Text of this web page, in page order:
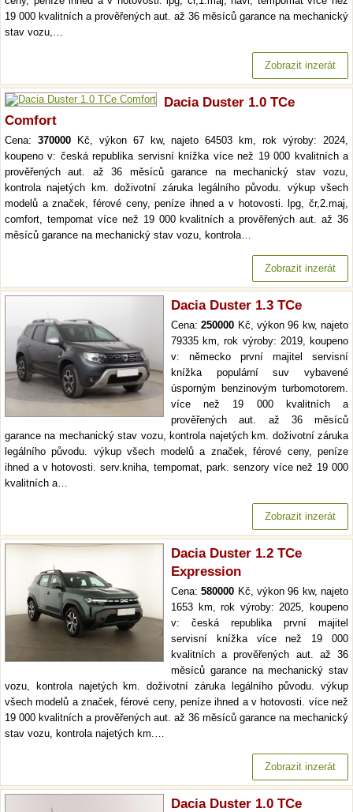
19 000 kvalitních a prověřených aut. až 36 měsíců garance na mechanický
stav vozu,…
Zobrazit inzerát
Dacia Duster 1.0 TCe
Comfort
Cena: 370000Kč, výkon 67 kw, najeto 64503 km, rok výroby: 2024,
koupeno v: česká republika servisní knížka více než 19 000 kvalitních a
prověřených aut. až 36 měsíců garance na mechanický stav vozu,
kontrola najetých km. doživotní záruka legálního původu. výkup všech
modelů a značek, férové ceny, peníze ihned a v hotovosti. lpg, čr,2.maj,
comfort, tempomat více než 19 000 kvalitních a prověřených aut. až 36
měsíců garance na mechanický stav vozu, kontrola…
Zobrazit inzerát
Dacia Duster 1.3 TCe
Cena:250000 Kč, výkon 96 kw, najeto
79335 km, rok výroby: 2019, koupeno
v: německo první majitel servisní
knížka populární suv vybavené
úsporným benzinovým turbomotorem.
více než 19 000 kvalitních a
prověřených aut. až 36 měsíců
garance na mechanický stav vozu, kontrola najetých km. doživotní záruka
legálního původu. výkup všech modelů a značek, férové ceny, peníze
ihned a v hotovosti. serv.kniha, tempomat, park. senzory více než 19 000
kvalitních a…
Zobrazit inzerát
Dacia Duster 1.2 TCe
Expression
Cena:580000 Kč, výkon 96 kw, najeto
1653 km, rok výroby: 2025, koupeno
v: česká republika první majitel
servisní knížka více než 19 000
kvalitních a prověřených aut. až 36
měsíců garance na mechanický stav
vozu, kontrola najetých km. doživotní záruka legálního původu. výkup
všech modelů a značek, férové ceny, peníze ihned a v hotovosti. více než
19 000 kvalitních a prověřených aut. až 36 měsíců garance na mechanický
stav vozu, kontrola najetých km.…
Zobrazit inzerát
Dacia Duster 1.0 TCe